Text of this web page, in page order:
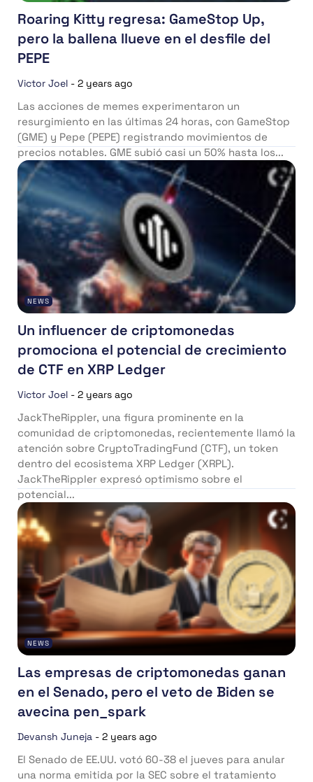
Roaring Kitty regresa: GameStop Up,
pero la ballena llueve en el desfile del
PEPE
Victor Joel - 2 years ago
Las acciones de memes experimentaron un
resurgimiento en las últimas 24 horas, con GameStop
(GME) y Pepe (PEPE) registrando movimientos de
precios notables. GME subió casi un 50% hasta los...
NEWS
Un influencer de criptomonedas
promociona el potencial de crecimiento
de CTF en XRP Ledger
Victor Joel - 2 years ago
JackTheRippler, una figura prominente en la
comunidad de criptomonedas, recientemente llamó la
atención sobre CryptoTradingFund (CTF), un token
dentro del ecosistema XRP Ledger (XRPL).
JackTheRippler expresó optimismo sobre el
potencial...
NEWS
Las empresas de criptomonedas ganan
en el Senado, pero el veto de Biden se
avecina pen_spark
Devansh Juneja - 2 years ago
El Senado de EE.UU. votó 60-38 el jueves para anular
una norma emitida por la SEC sobre el tratamiento